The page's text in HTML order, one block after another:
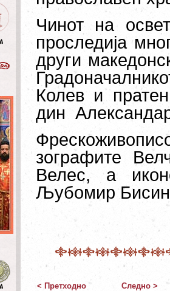
Чинот на
проследија
други
Колев и
дин
зографите
Велес, а
Љубомир
< Претходно Следно >